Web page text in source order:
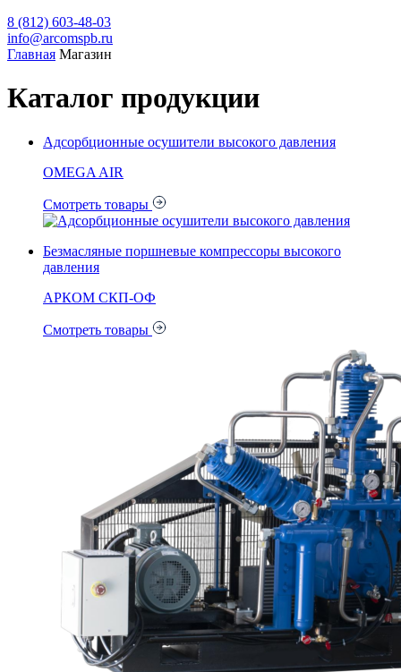
8 (812) 603-48-03
info@arcomspb.ru
Главная Магазин
Каталог продукции
Адсорбционные осушители высокого давления
OMEGA AIR
Смотреть товары
Безмасляные поршневые компрессоры высокого
давления
АРКОМ СКП-ОФ
Смотреть товары